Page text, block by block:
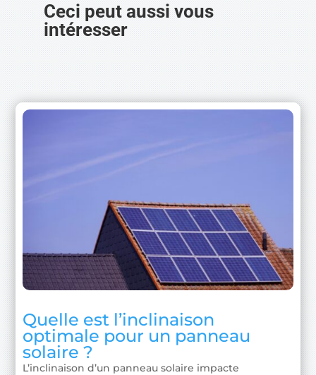
Ceci peut aussi vous
intéresser
Quelle est l’inclinaison
optimale pour un panneau
solaire ?
L’inclinaison d’un panneau solaire impacte